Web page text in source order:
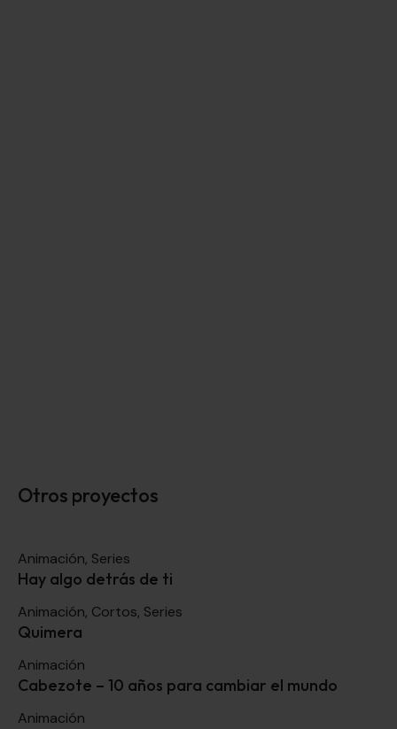
Otros proyectos
Animación, Series
Hay algo detrás de ti
Animación, Cortos, Series
Quimera
Animación
Cabezote – 10 años para cambiar el mundo
Animación